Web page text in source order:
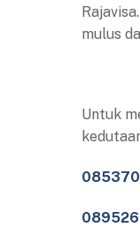
mulus
Untuk